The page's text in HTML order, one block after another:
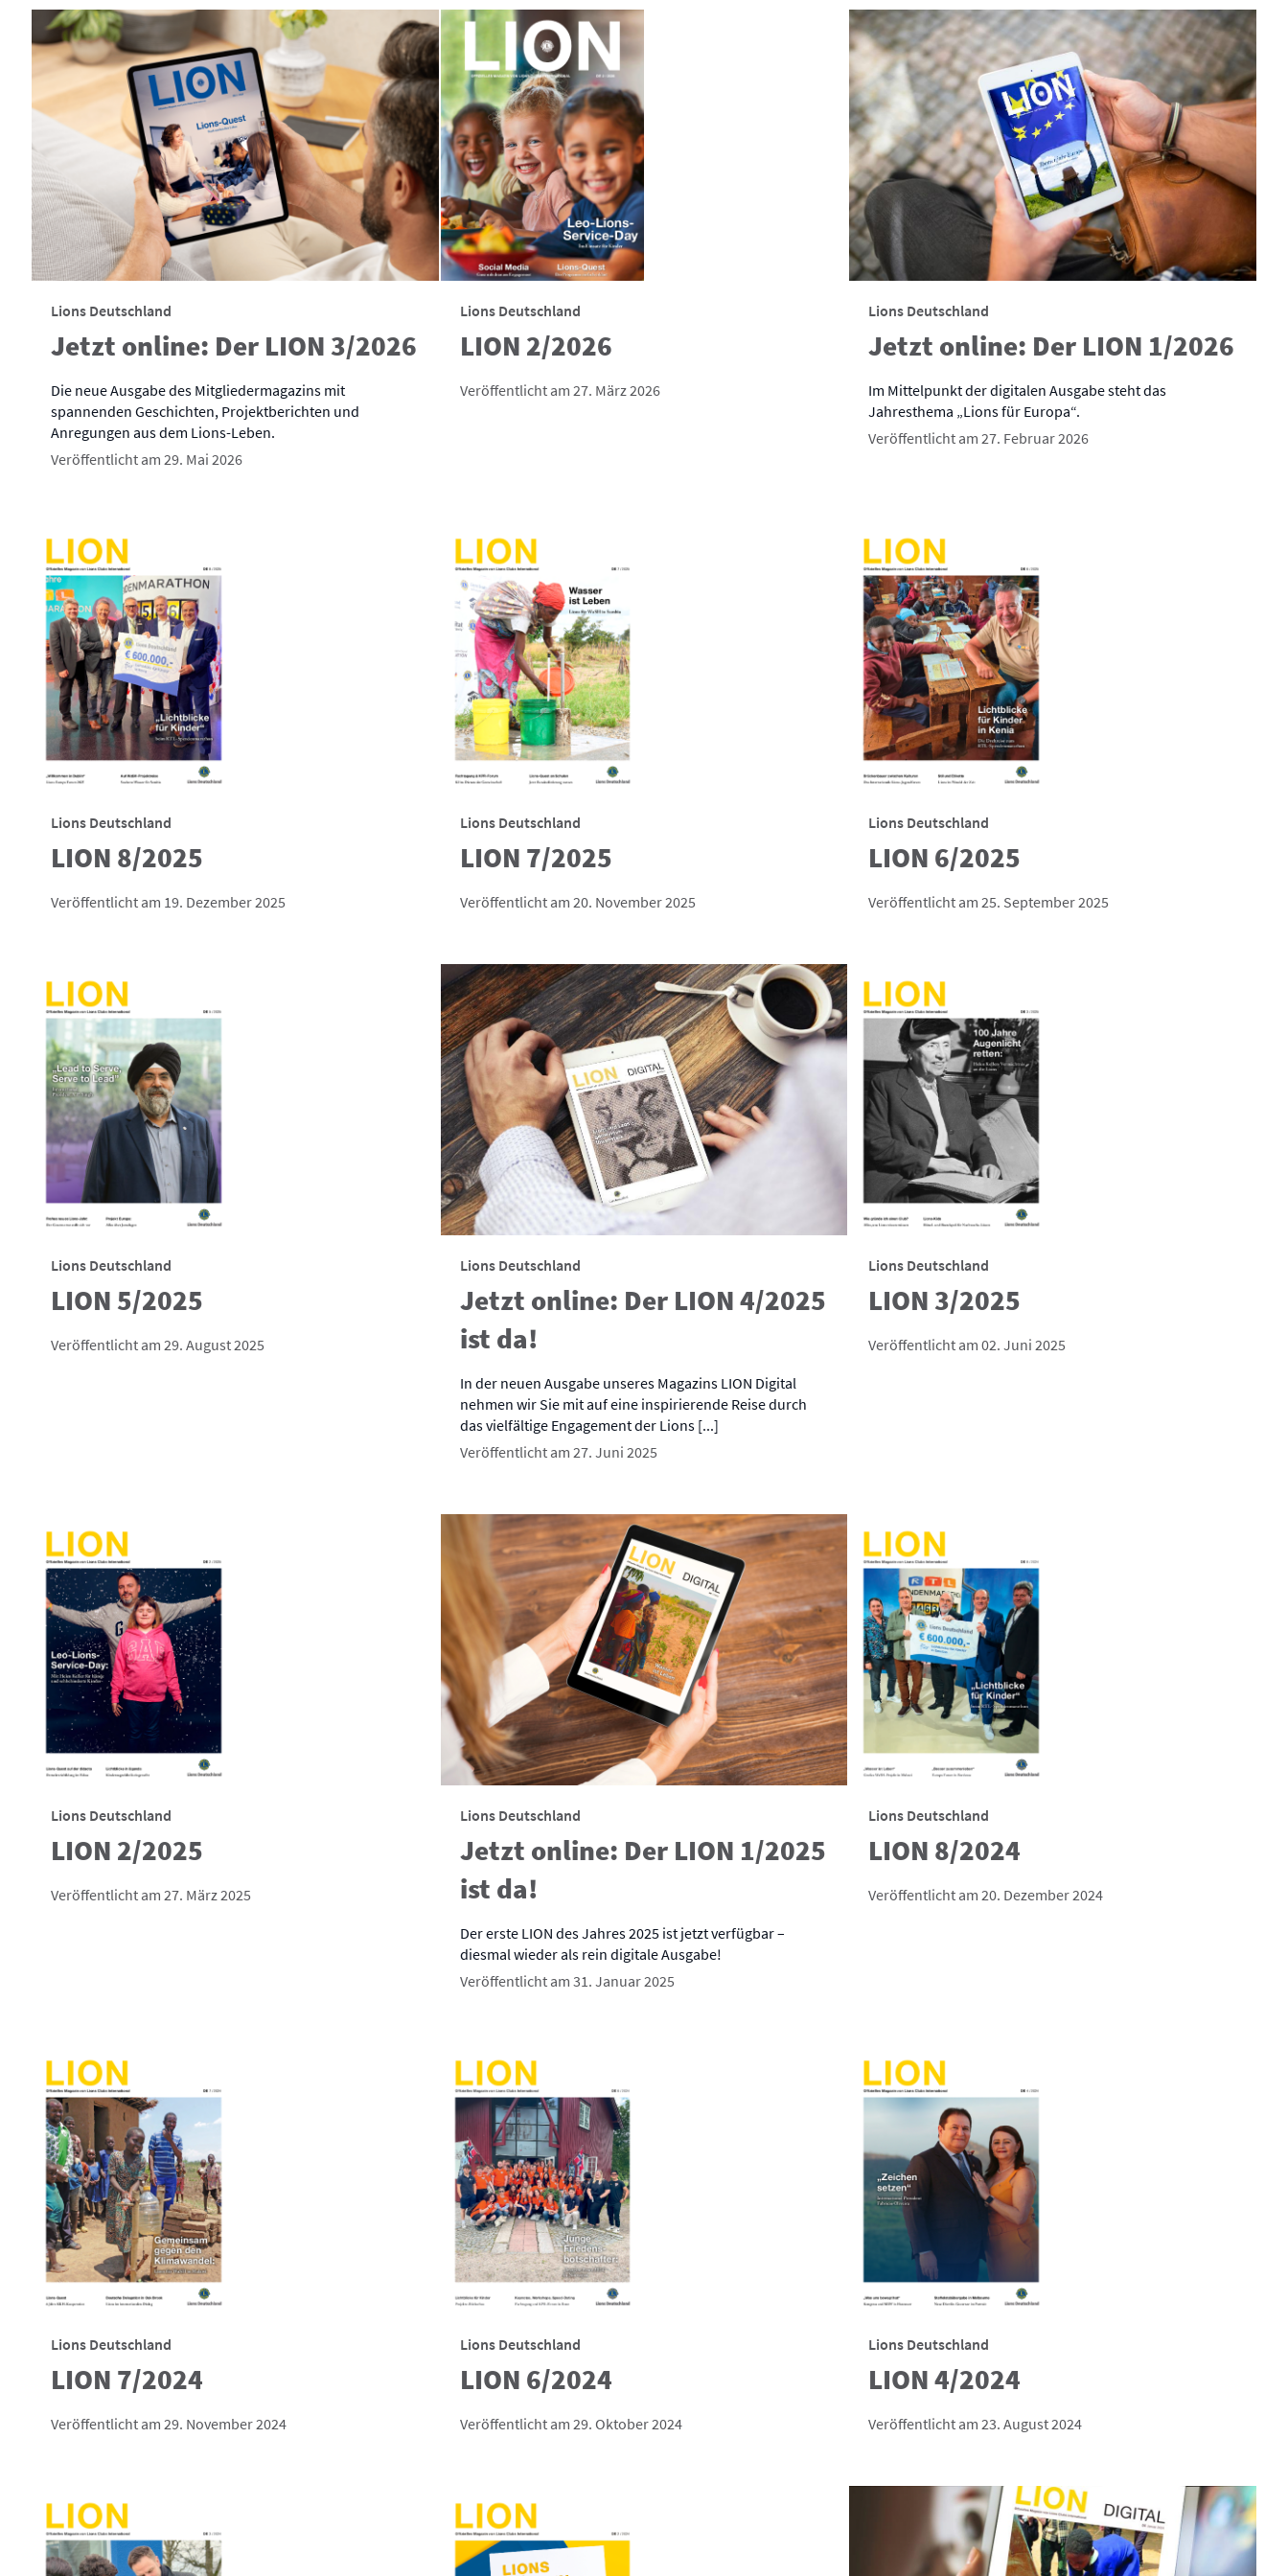
Lions Deutschland
Jetzt online: Der LION 3/2026
Die neue Ausgabe des Mitgliedermagazins mit
spannenden Geschichten, Projektberichten und
Anregungen aus dem Lions-Leben.
Veröffentlicht am 29. Mai 2026
Lions Deutschland
LION 2/2026
Veröffentlicht am 27. März 2026
Lions Deutschland
Jetzt online: Der LION 1/2026
Im Mittelpunkt der digitalen Ausgabe steht das
Jahresthema „Lions für Europa“.
Veröffentlicht am 27. Februar 2026
Lions Deutschland
LION 8/2025
Veröffentlicht am 19. Dezember 2025
Lions Deutschland
LION 7/2025
Veröffentlicht am 20. November 2025
Lions Deutschland
LION 6/2025
Veröffentlicht am 25. September 2025
Lions Deutschland
LION 5/2025
Veröffentlicht am 29. August 2025
Lions Deutschland
Jetzt online: Der LION 4/2025
ist da!
In der neuen Ausgabe unseres Magazins LION Digital
nehmen wir Sie mit auf eine inspirierende Reise durch
das vielfältige Engagement der Lions [...]
Veröffentlicht am 27. Juni 2025
Lions Deutschland
LION 3/2025
Veröffentlicht am 02. Juni 2025
Lions Deutschland
LION 2/2025
Veröffentlicht am 27. März 2025
Lions Deutschland
Jetzt online: Der LION 1/2025
ist da!
Der erste LION des Jahres 2025 ist jetzt verfügbar –
diesmal wieder als rein digitale Ausgabe!
Veröffentlicht am 31. Januar 2025
Lions Deutschland
LION 8/2024
Veröffentlicht am 20. Dezember 2024
Lions Deutschland
LION 7/2024
Veröffentlicht am 29. November 2024
Lions Deutschland
LION 6/2024
Veröffentlicht am 29. Oktober 2024
Lions Deutschland
LION 4/2024
Veröffentlicht am 23. August 2024